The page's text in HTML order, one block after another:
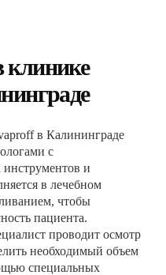
клинике
в Калининграде
с
и
в лечебном
чтобы
пациента.
проводит осмотр
необходимый объем
специальных